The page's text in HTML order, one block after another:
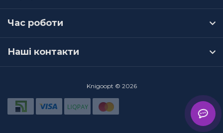
Час роботи
Наші контакти
Knigoopt © 2026